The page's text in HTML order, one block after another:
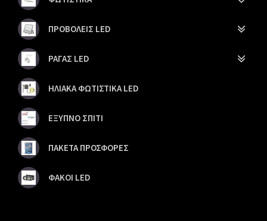
ΠΡΟΒΟΛΕΙΣ LED
ΡΑΓΑΣ LED
ΗΛΙΑΚΑ ΦΩΤΙΣΤΙΚΑ LED
ΕΞΥΠΝΟ ΣΠΙΤΙ
ΠΑΚΕΤΑ ΠΡΟΣΦΟΡΕΣ
ΦΑΚΟΙ LED